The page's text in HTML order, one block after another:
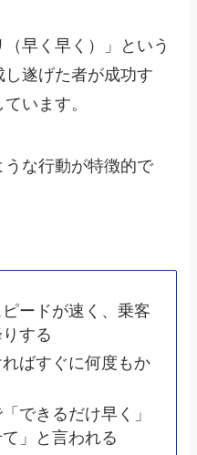
早く早く）」という
遂げた者が成功す
います。
うな行動が特徴的で
ードが速く、乗客
する
ばすぐに何度もか
できるだけ早く」
て」と言われる